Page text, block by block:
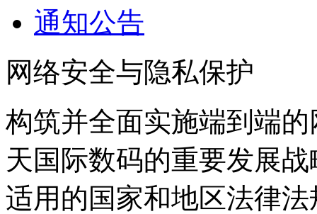
通知公告
网络安全与隐私保护
构筑并全面实施端到端
天国际数码的重要发展
适用的国家和地区法律法